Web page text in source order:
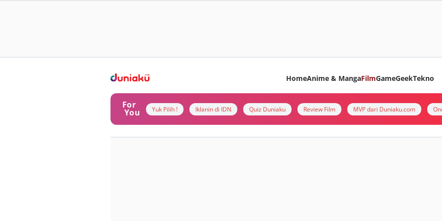
HomeAnime & MangaFilmGameGeekTekno
For
You Yuk Pilih ! Iklanin di IDN Quiz Duniaku Review Film MVP dari Duniaku.com